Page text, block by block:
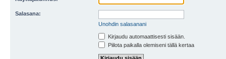
Salasana:
Unohdin salasanani
Kirjaudu automaattisesti sisään.
Piilota paikalla olemiseni tällä kertaa